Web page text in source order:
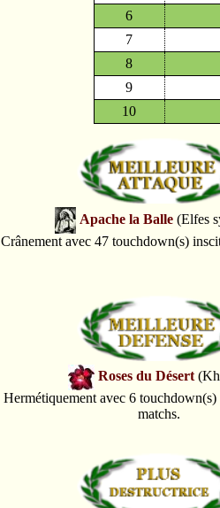
6
7
8
9
10
Apache la Balle (Elfes
Crânement avec 47 touchdown(s)
Roses du Désert
Hermétiquement avec 6 touchdown(s)
matchs.